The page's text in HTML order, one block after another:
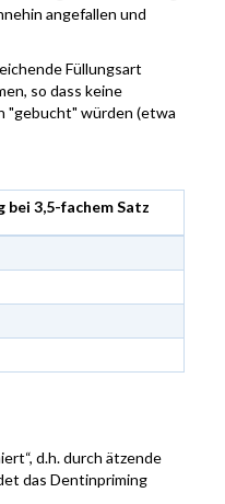
angefallen und
Füllungsart
so dass keine
"gebucht" würden (etwa
bei 3,5-fachem Satz
d.h. durch ätzende
das Dentinpriming